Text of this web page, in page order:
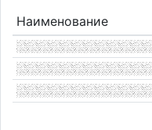
Наименование